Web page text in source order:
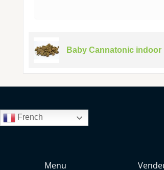
Baby Cannatonic indoor
French
Menu